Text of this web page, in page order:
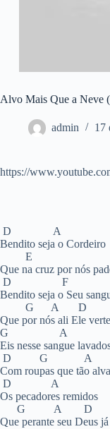
Alvo Mais Que a Neve
admin 17
https://
D A
Bendito seja o Cordeiro
E
Que na cruz por nós
D F
Bendito seja o Seu
G A D
Que por nós ali Ele
G A
Eis nesse sangue
D G A
Com roupas que tão
D A
Os pecadores remidos
G A D
Que perante seu Deus já